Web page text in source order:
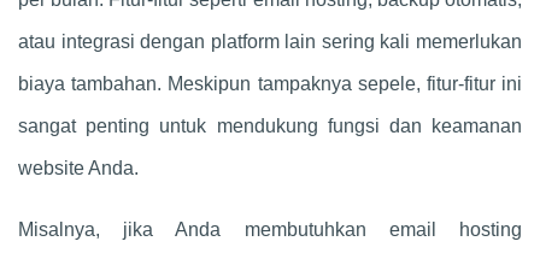
atau integrasi dengan platform lain sering kali memerlukan
biaya tambahan. Meskipun tampaknya sepele, fitur-fitur ini
sangat penting untuk mendukung fungsi dan keamanan
website Anda.
Misalnya, jika Anda membutuhkan email hosting